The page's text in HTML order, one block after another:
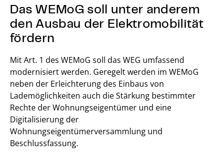
Das WEMoG soll unter anderem
den Ausbau der Elektromobilität
fördern
Mit Art. 1 des WEMoG soll das WEG umfassend
modernisiert werden. Geregelt werden im WEMoG
neben der Erleichterung des Einbaus von
Lademöglichkeiten auch die Stärkung bestimmter
Rechte der Wohnungseigentümer und eine
Digitalisierung der
Wohnungseigentümerversammlung und
Beschlussfassung.